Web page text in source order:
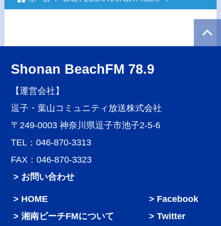
Shonan BeachFM 78.9
【運営会社】
逗子・葉山コミュニティ放送株式会社
〒249-0003 神奈川県逗子市池子2-5-6
TEL：046-870-3313
FAX：046-870-3323
> お問い合わせ
HOME
湘南ビーチFMについて
Facebook
Twitter